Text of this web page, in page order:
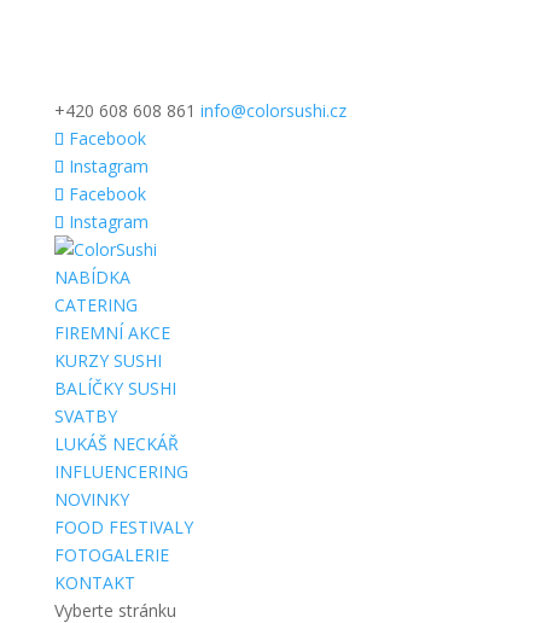
+420 608 608 861 info@colorsushi.cz
Facebook
Instagram
Facebook
Instagram
NABÍDKA
CATERING
FIREMNÍ AKCE
KURZY SUSHI
BALÍČKY SUSHI
SVATBY
LUKÁŠ NECKÁŘ
INFLUENCERING
NOVINKY
FOOD FESTIVALY
FOTOGALERIE
KONTAKT
Vyberte stránku